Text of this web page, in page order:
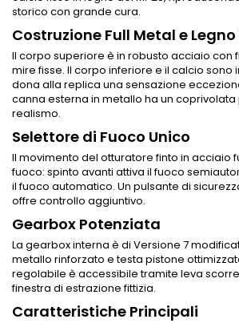
storico con grande cura.
Costruzione Full Metal e Legno
Il corpo superiore è in robusto acciaio con
mire fisse. Il corpo inferiore e il calcio sono
dona alla replica una sensazione
canna esterna in metallo ha un
realismo.
Selettore di Fuoco Unico
Il movimento del otturatore finto in acciaio
fuoco: spinto avanti attiva il fuoco
il fuoco automatico. Un pulsante di
offre controllo aggiuntivo.
Gearbox Potenziata
La gearbox interna è di Versione 7
metallo rinforzato e testa pistone
regolabile è accessibile tramite leva
finestra di estrazione fittizia.
Caratteristiche Principali